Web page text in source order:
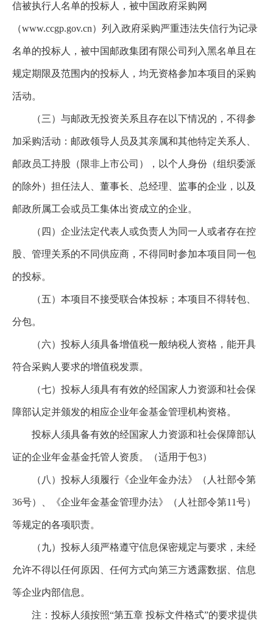
信被执行人名单的投标人，被中国政府采购网
（www.ccgp.gov.cn）列入政府采购严重违法失信行为记录
名单的投标人，被中国邮政集团有限公司列入黑名单且在
规定期限及范围内的投标人，均无资格参加本项目的采购
活动。
（三）与邮政无投资关系且存在以下情况的，不得参
加采购活动：邮政领导人员及其亲属和其他特定关系人、
邮政员工持股（限非上市公司），以个人身份（组织委派
的除外）担任法人、董事长、总经理、监事的企业，以及
邮政所属工会或员工集体出资成立的企业。
（四）企业法定代表人或负责人为同一人或者存在控
股、管理关系的不同供应商，不得同时参加本项目同一包
的投标。
（五）本项目不接受联合体投标；本项目不得转包、
分包。
（六）投标人须具备增值税一般纳税人资格，能开具
符合采购人要求的增值税发票。
（七）投标人须具有有效的经国家人力资源和社会保
障部认定并颁发的相应企业年金基金管理机构资格。
投标人须具备有效的经国家人力资源和社会保障部认
证的企业年金基金托管人资质。（适用于包3）
（八）投标人须履行《企业年金办法》（人社部令第
36号）、《企业年金基金管理办法》（人社部令第11号）
等规定的各项职责。
（九）投标人须严格遵守信息保密规定与要求，未经
允许不得以任何原因、任何方式向第三方透露数据、信息
等企业内部信息。
注：投标人须按照“第五章 投标文件格式”的要求提供